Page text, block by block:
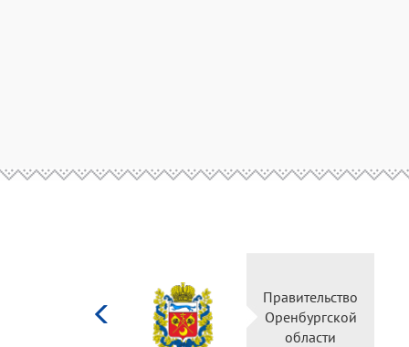
Правительство
Оренбургской
области